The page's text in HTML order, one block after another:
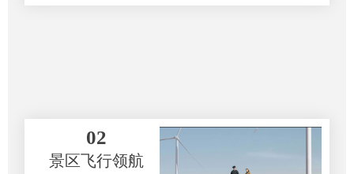
02
景区飞行领航